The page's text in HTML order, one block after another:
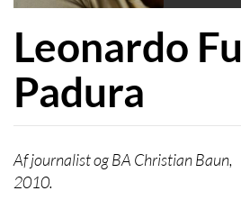
Leonardo
Padura
journalist og BA Christian Baun,
2010.